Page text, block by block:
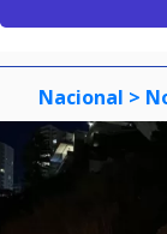
Nacional >